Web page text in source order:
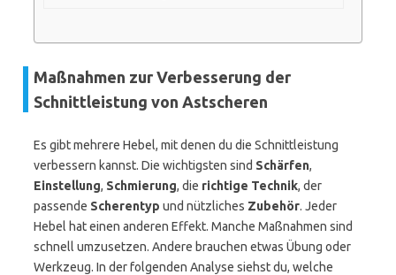
Maßnahmen zur Verbesserung der
Schnittleistung von Astscheren
Es gibt mehrere Hebel, mit denen du die Schnittleistung
verbessern kannst. Die wichtigsten sind Schärfen,
Einstellung, Schmierung, die richtige Technik, der
passende Scherentyp und nützliches Zubehör. Jeder
Hebel hat einen anderen Effekt. Manche Maßnahmen sind
schnell umzusetzen. Andere brauchen etwas Übung oder
Werkzeug. In der folgenden Analyse siehst du, welche